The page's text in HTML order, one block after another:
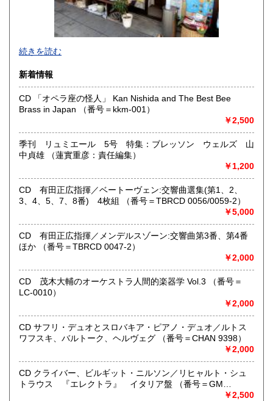
600円
●当店では国内送料は無料です。（特記されたものを除きま
す）。
ール、定形外郵便、
ネコポス、ヤマト宅急便などでお届けしています。
但し、お客様が配送方法をご指定になる場合又は、
後払いをご希望の場合は送料の実費をお支払い頂きます。
代引きをご希望の場合は代引き手数料及び送料の実費をお
支払い下さい。
●公費ご購入を承ります。 送料は実費をご負担下さい。 お
支払いは後払いが可能です。
※当店は【インボイス制度】の適格請求書発行事業者では
ございません。
●当店では迅速な発送を心掛けています。
ご送金、ご決済の確認が出来ましたら通常24時間以内にお
●商品の発送に際しては水濡れ対策等、丁寧な梱包を心掛けて
います。
●一部の商品は店頭販売の為、品切れになる場合が有りま
●当店は古書以外にも様々な商品を取り扱っています。下記
『Webサイト』をぜひご覧下さい。
ルの向かい 小田急バス太子堂停留所前
営業時間：平日=10:00〜19:00 日曜・祭日=12:00～18:00
書籍の買取について
続きを読む
新着情報
CD 「オペラ座の怪人」 Kan Nishida and The Best Bee
Brass in Japan （番号＝kkm-001）
￥2,500
季刊 リュミエール 5号 特集：ブレッソン ウェルズ 山
中貞雄 （蓮實重彦：責任編集）
￥1,200
CD 有田正広指揮／ベートーヴェン:交響曲選集(第1、2、
3、4、5、7、8番) 4枚組 （番号＝TBRCD 0056/0059-2）
￥5,000
CD 有田正広指揮／メンデルスゾーン:交響曲第3番、第4番
ほか （番号＝TBRCD 0047-2）
￥2,000
CD 茂木大輔のオーケストラ人間的楽器学 Vol.3 （番号＝
LC-0010）
￥2,000
CD サフリ・デュオとスロバキア・ピアノ・デュオ／ルトス
ワフスキ、バルトーク、ヘルヴェグ （番号＝CHAN 9398）
￥2,000
CD クライバー、ビルギット・ニルソン／リヒャルト・シュ
トラウス 『エレクトラ』 イタリア盤 （番号＝GM
￥2,500